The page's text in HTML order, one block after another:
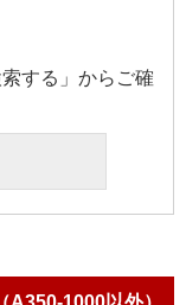
する」からご確